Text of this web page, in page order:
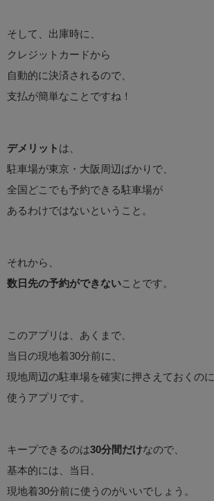
そして、出庫時に、
クレジットカードから
自動的に決済されるので、
支払が簡単なことですね！
デメリット は、
駐車場が東京・大阪周辺ばかりで、
全国どこでも予約できる駐車場が
あるわけではないということ。
それから、
数日先の予約ができないことです。
このアプリは、あくまで、
当日の現地着30分前に、
現地周辺の駐車場を確実に押さえておくのに
使うアプリです。
キープできるのは30分間だけなので、
基本的には、当日、
現地着30分前に使うのがいいでしょう。